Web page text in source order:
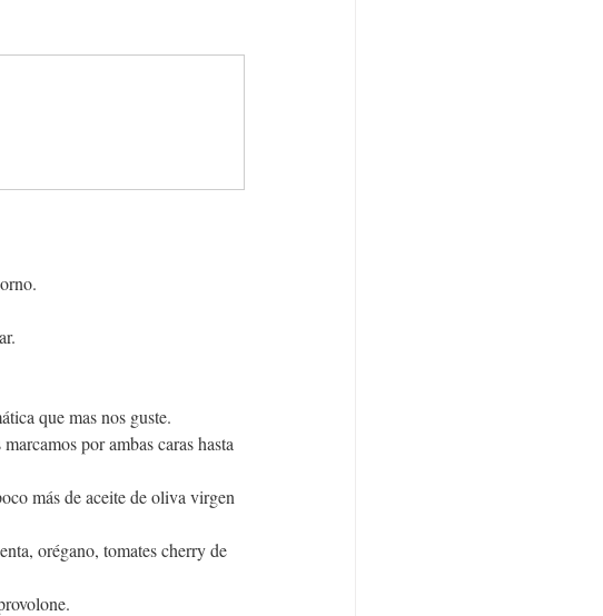
que mas nos guste.
por ambas caras hasta
más de aceite de oliva virgen
orégano, tomates cherry de